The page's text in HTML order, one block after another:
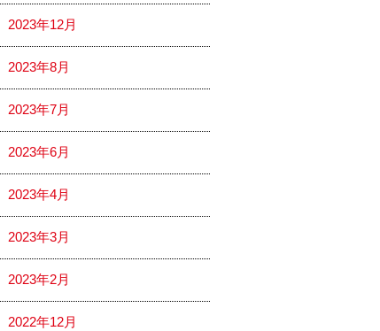
2023年12月
2023年8月
2023年7月
2023年6月
2023年4月
2023年3月
2023年2月
2022年12月